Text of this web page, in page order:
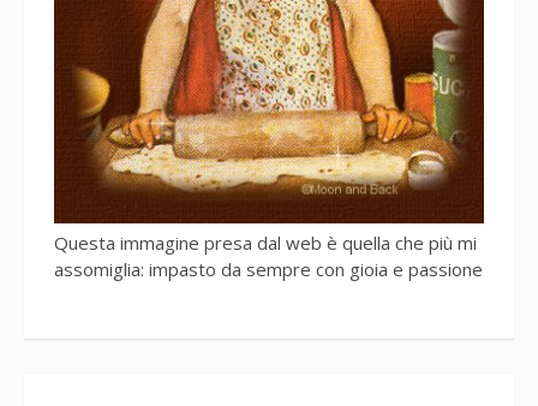
Questa immagine presa dal web è quella che più mi
assomiglia: impasto da sempre con gioia e passione